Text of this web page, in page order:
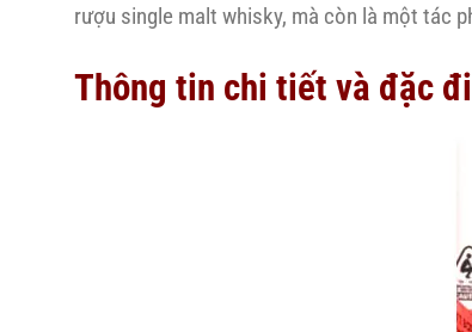
rượu single malt whisky, mà còn là một tác
Thông tin chi tiết và đặc